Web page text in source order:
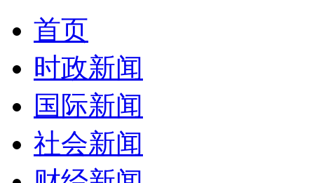
首页
时政新闻
国际新闻
社会新闻